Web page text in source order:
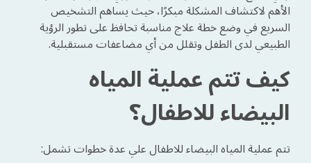
الأهم لاكتشاف المشكلة مبكرًا، حيث يساهم التشخيص
السريع في وضع خطة علاج مناسبة تحافظ على تطور الرؤية
الطبيعي لدى الطفل وتقلل من أي مضاعفات مستقبلية.
كيف تتم عملية المياه
البيضاء للاطفال؟
تتم عملية المياه البيضاء للاطفال علي عدة خطوات تشمل: